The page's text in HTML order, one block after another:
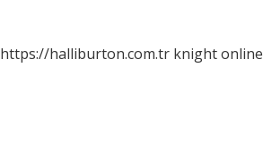
https://halliburton.com.tr knight online